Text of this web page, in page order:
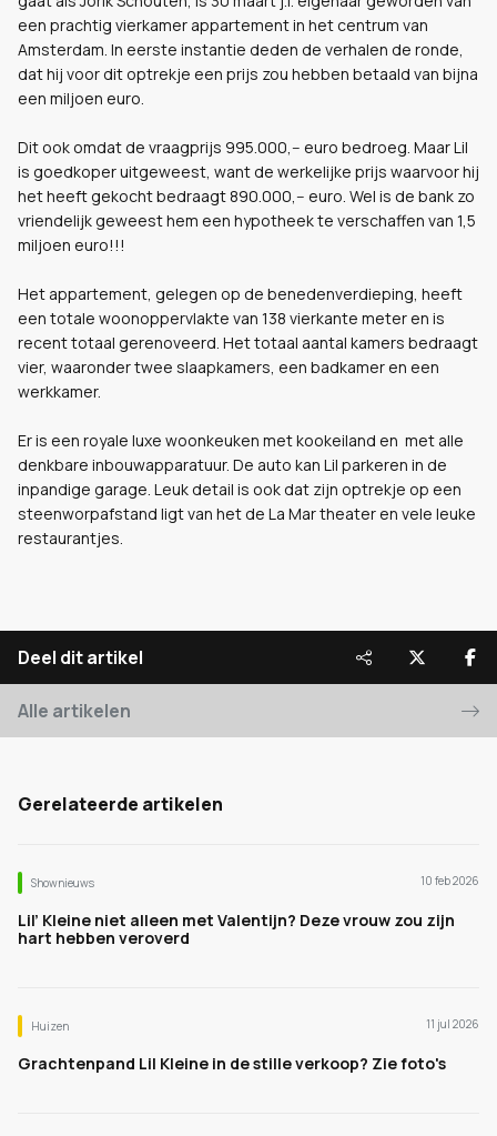
een prachtig vierkamer appartement in het centrum van
Amsterdam. In eerste instantie deden de verhalen de ronde,
dat hij voor dit optrekje een prijs zou hebben betaald van bijna
een miljoen euro.
Dit ook omdat de vraagprijs 995.000,-- euro bedroeg. Maar Lil
is goedkoper uitgeweest, want de werkelijke prijs waarvoor hij
het heeft gekocht bedraagt 890.000,-- euro. Wel is de bank zo
vriendelijk geweest hem een hypotheek te verschaffen van 1,5
miljoen euro!!!
Het appartement, gelegen op de benedenverdieping, heeft
een totale woonoppervlakte van 138 vierkante meter en is
recent totaal gerenoveerd. Het totaal aantal kamers bedraagt
vier, waaronder twee slaapkamers, een badkamer en een
werkkamer.
Er is een royale luxe woonkeuken met kookeiland en met alle
denkbare inbouwapparatuur. De auto kan Lil parkeren in de
inpandige garage. Leuk detail is ook dat zijn optrekje op een
steenworpafstand ligt van het de La Mar theater en vele leuke
restaurantjes.
Deel dit artikel
Alle artikelen
Gerelateerde artikelen
Shownieuws 10 feb 2026
Lil’ Kleine niet alleen met Valentijn? Deze vrouw zou zijn
hart hebben veroverd
Huizen 11 jul 2026
Grachtenpand Lil Kleine in de stille verkoop? Zie foto's